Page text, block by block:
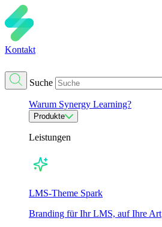
Kontakt
Suche
Warum Synergy Learning?
Produkte
Leistungen
LMS-Theme Spark
Branding für Ihr LMS, auf Ihre Art